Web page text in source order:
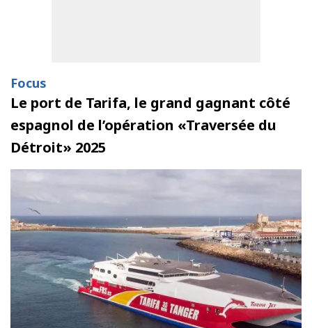
Focus
Le port de Tarifa, le grand gagnant côté
espagnol de l’opération «Traversée du
Détroit» 2025